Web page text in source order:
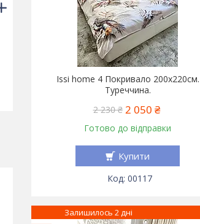
Issi home 4 Покривало 200x220см.
Туреччина.
2 230 ₴ 2 050 ₴
Готово до відправки
Купити
00117
Залишилось 2 дні